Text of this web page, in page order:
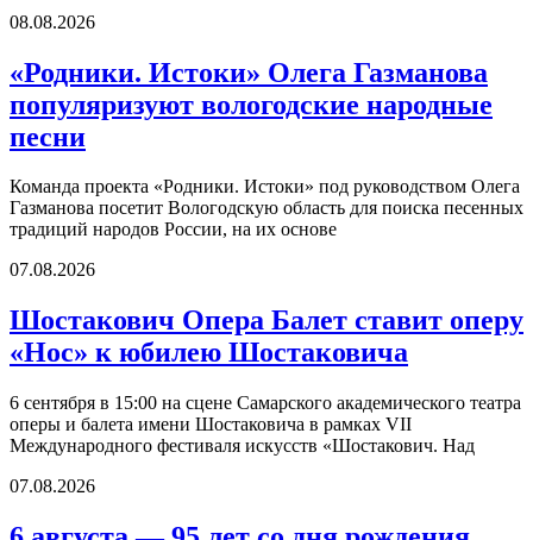
08.08.2026
«Родники. Истоки» Олега Газманова
популяризуют вологодские народные
песни
Команда проекта «Родники. Истоки» под руководством Олега
Газманова посетит Вологодскую область для поиска песенных
традиций народов России, на их основе
07.08.2026
Шостакович Опера Балет ставит оперу
«Нос» к юбилею Шостаковича
6 сентября в 15:00 на сцене Самарского академического театра
оперы и балета имени Шостаковича в рамках VII
Международного фестиваля искусств «Шостакович. Над
07.08.2026